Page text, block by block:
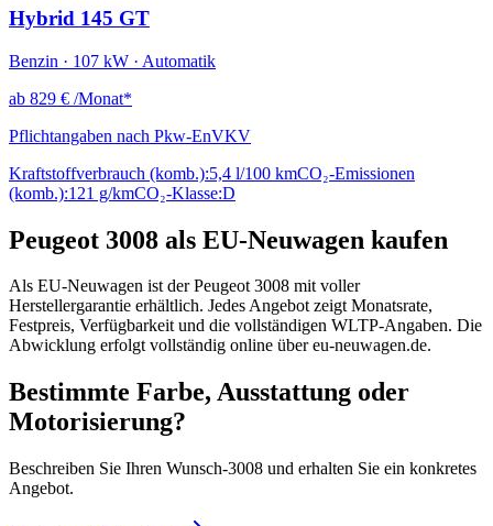
Hybrid 145 GT
Benzin · 107 kW · Automatik
ab 829 € /Monat*
Pflichtangaben nach Pkw-EnVKV
Kraftstoffverbrauch (komb.):5,4 l/100 kmCO₂-Emissionen
(komb.):121 g/kmCO₂-Klasse:D
Peugeot 3008 als EU-Neuwagen kaufen
Als EU-Neuwagen ist der Peugeot 3008 mit voller
Herstellergarantie erhältlich. Jedes Angebot zeigt Monatsrate,
Festpreis, Verfügbarkeit und die vollständigen WLTP-Angaben. Die
Abwicklung erfolgt vollständig online über eu-neuwagen.de.
Bestimmte Farbe, Ausstattung oder
Motorisierung?
Beschreiben Sie Ihren Wunsch-3008 und erhalten Sie ein konkretes
Angebot.